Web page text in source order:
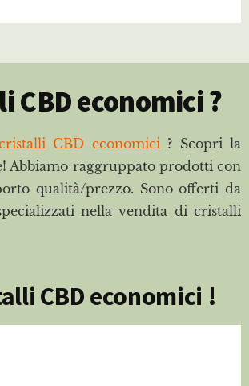
CBD economici ?
CBD economici ? Scopri la
Abbiamo raggruppato prodotti con
qualità/prezzo. Sono offerti da
nella vendita di cristalli
CBD economici !